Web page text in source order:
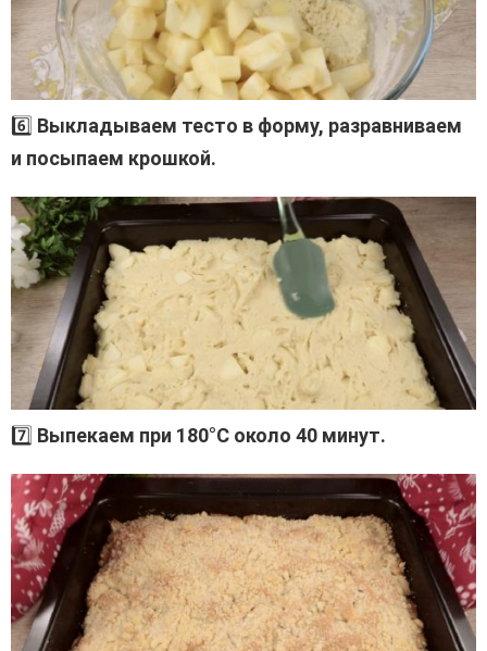
6️⃣ Выкладываем тесто в форму, разравниваем
и посыпаем крошкой.
7️⃣ Выпекаем при 180°C около 40 минут.